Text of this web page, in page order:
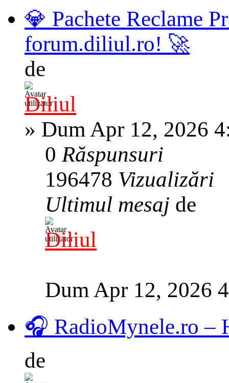
💎 Pachete Reclame
forum.diliul.ro! 🚀
de
Diliul
» Dum Apr 12, 2026
0Răspunsuri
196478 Vizualizări
Ultimul mesaj de
Diliul
Dum Apr 12, 2026
🎧 RadioMynele.ro –
de